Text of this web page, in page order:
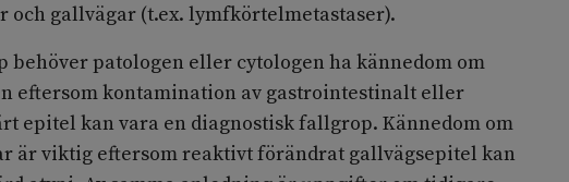
och gallvägar (t.ex. lymfkörtelmetastaser).
behöver patologen eller cytologen ha kännedom om
eftersom kontamination av gastrointestinalt eller
epitel kan vara en diagnostisk fallgrop. Kännedom om
är viktig eftersom reaktivt förändrat gallvägsepitel kan